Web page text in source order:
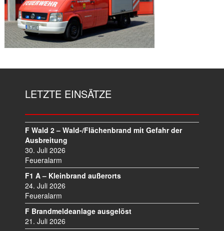
LETZTE EINSÄTZE
F Wald 2 – Wald-/Flächenbrand mit Gefahr der
Ausbreitung
30. Juli 2026
Feueralarm
F1 A – Kleinbrand außerorts
24. Juli 2026
Feueralarm
F Brandmeldeanlage ausgelöst
21. Juli 2026